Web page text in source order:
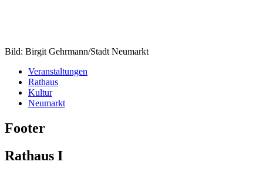
Bild: Birgit Gehrmann/Stadt Neumarkt
Veranstaltungen
Rathaus
Kultur
Neumarkt
Footer
Rathaus I